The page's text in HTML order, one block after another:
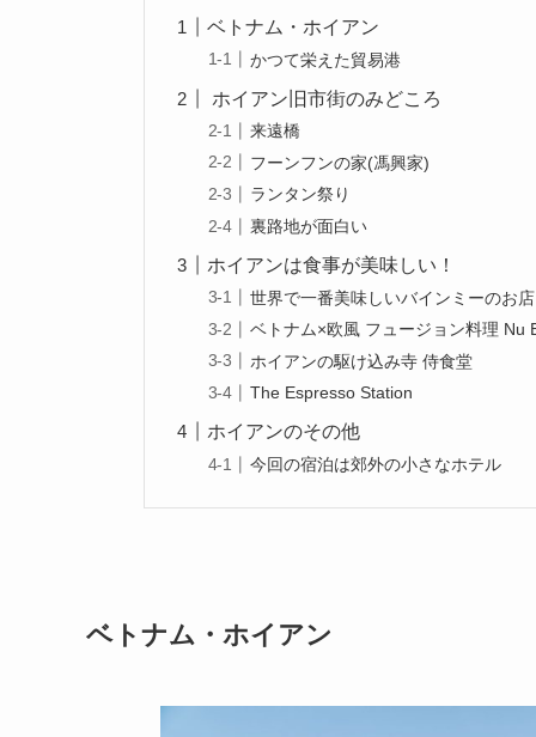
ベトナム・ホイアン
かつて栄えた貿易港
ホイアン旧市街のみどころ
来遠橋
フーンフンの家(馮興家)
ランタン祭り
裏路地が面白い
ホイアンは食事が美味しい！
世界で一番美味しいバインミーのお
ベトナム×欧風 フュージョン料理 Nu
ホイアンの駆け込み寺 侍食堂
The Espresso Station
ホイアンのその他
今回の宿泊は郊外の小さなホテル
ベトナム・ホイアン